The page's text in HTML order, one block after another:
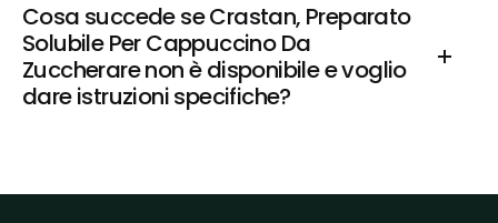
Cosa succede se Crastan, Preparato
Solubile Per Cappuccino Da
Zuccherare non è disponibile e voglio
dare istruzioni specifiche?